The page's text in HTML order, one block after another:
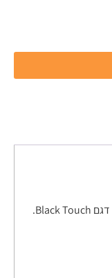
סט סירים – מארז בישול יוקרתי 5 חלקים – דגם Black Touch.